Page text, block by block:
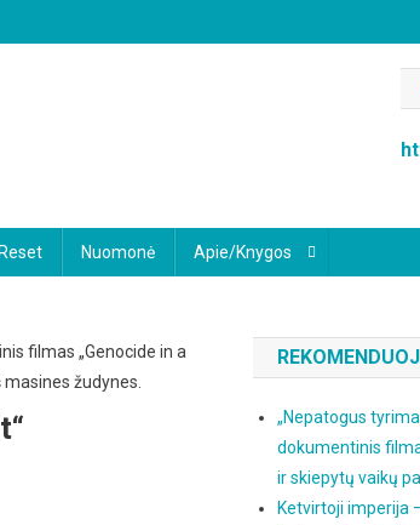
Nuomonė Apie/knygos
„Nepatogus
dokumentinis
ir skiepytų vaikų
Ketvirtoji imperija